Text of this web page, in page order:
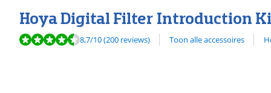
Hoya Digital Filter Introduction
Beoordeling is 8,7 van de 10, gebaseerd op 200 reviews.
8,7/10(200 reviews) Toon alle accessoires
Bekijk alle